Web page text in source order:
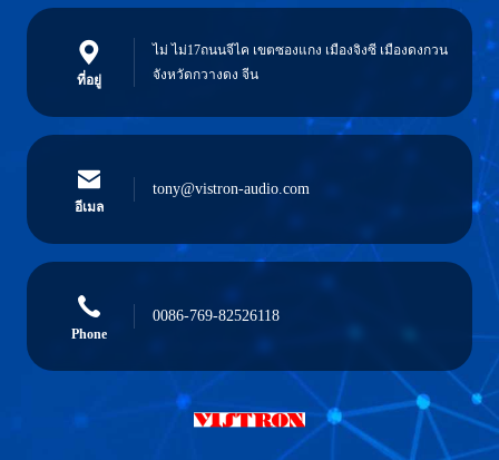
ที่อยู่
ไม่ ไม่17ถนนจีไค เขตซองแกง เมืองจิงซี เมืองดงกวน
จังหวัดกวางดง จีน
อีเมล
tony@vistron-audio.com
Phone
0086-769-82526118